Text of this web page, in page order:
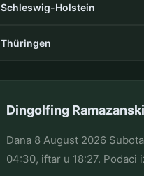
Schleswig-Holstein
Thüringen
Dingolfing
Dana 8 August 2026
04:30, iftar u 18:27. Podaci